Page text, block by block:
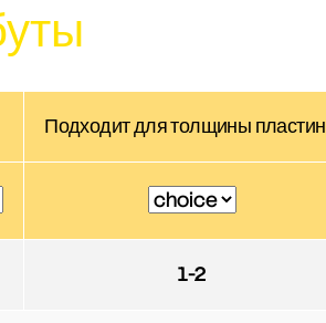
Подходит для толщины
1-2